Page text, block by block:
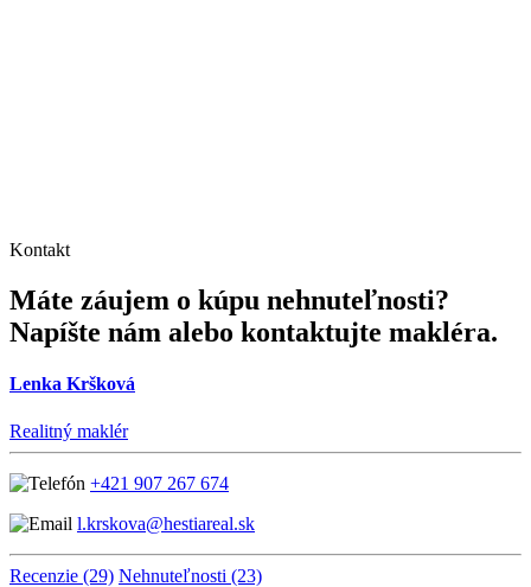
Kontakt
Máte záujem o kúpu nehnuteľnosti?
Napíšte nám alebo kontaktujte makléra.
Lenka Kršková
Realitný maklér
+421 907 267 674
l.krskova@hestiareal.sk
Recenzie (29) Nehnuteľnosti (23)